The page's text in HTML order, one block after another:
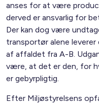
anses for at være
derved er ansvarlig for
Der kan dog være
transportør alene
af affaldet fra A-B.
være, at det er den, for
er gebyrpligtig.
Efter Miljøstyrelsens